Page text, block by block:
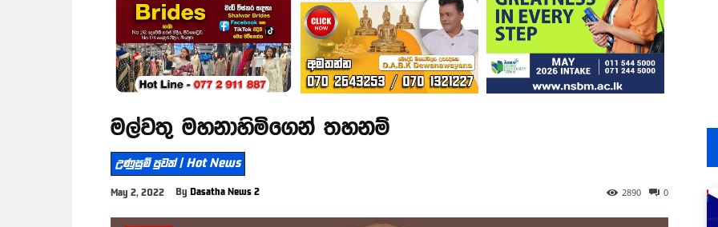
මල්වතු මහනාහිමිගෙන් තහනම්
උණුසුම් පුවත් | Hot News
May 2, 2022 By Dasatha News 2 0
2890